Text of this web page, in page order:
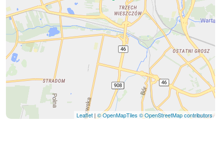
Leaflet | © OpenMapTiles © OpenStreetMap contributors